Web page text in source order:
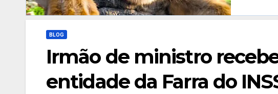
BLOG
Irmão de ministro
entidade da Farra do